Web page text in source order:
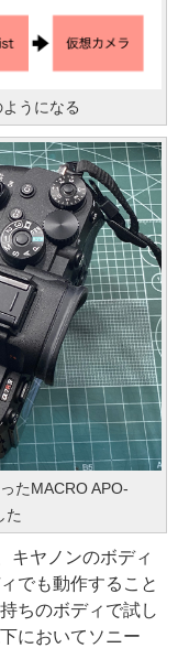
うになる
たMACRO APO-
た
キヤノンのボディ
でも動作すること
ちのボディで試し
においてソニー